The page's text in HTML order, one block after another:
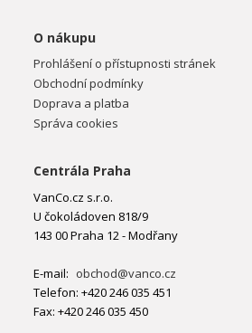
O nákupu
Prohlášení o přístupnosti stránek
Obchodní podmínky
Doprava a platba
Správa cookies
Centrála Praha
VanCo.cz s.r.o.
U čokoládoven 818/9
143 00 Praha 12 - Modřany
E-mail: obchod@vanco.cz
Telefon: +420 246 035 451
Fax: +420 246 035 450